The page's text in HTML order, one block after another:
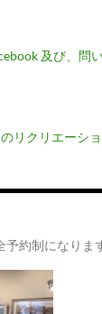
及び、問
リクリエーシ
予約制になりま